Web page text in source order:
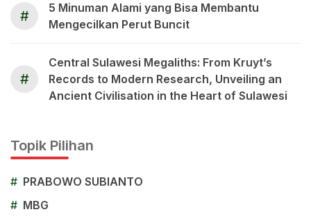
#
5 Minuman Alami yang Bisa Membantu
Mengecilkan Perut Buncit
#
Central Sulawesi Megaliths: From Kruyt’s
Records to Modern Research, Unveiling an
Ancient Civilisation in the Heart of Sulawesi
Topik Pilihan
# PRABOWO SUBIANTO
# MBG